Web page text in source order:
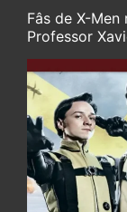
Fâs de X-
Professor